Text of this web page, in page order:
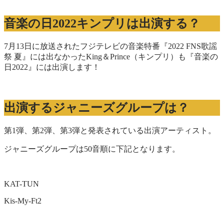
音楽の日2022キンプリは出演する？
7月13日に放送されたフジテレビの音楽特番『2022 FNS歌謡
祭 夏』には出なかったKing＆Prince（キンプリ）も『音楽の
日2022』には出演します！
出演するジャニーズグループは？
第1弾、第2弾、第3弾と発表されている出演アーティスト。
ジャニーズグループは50音順に下記となります。
KAT-TUN
Kis-My-Ft2